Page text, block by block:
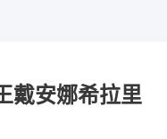
戴安娜希拉里